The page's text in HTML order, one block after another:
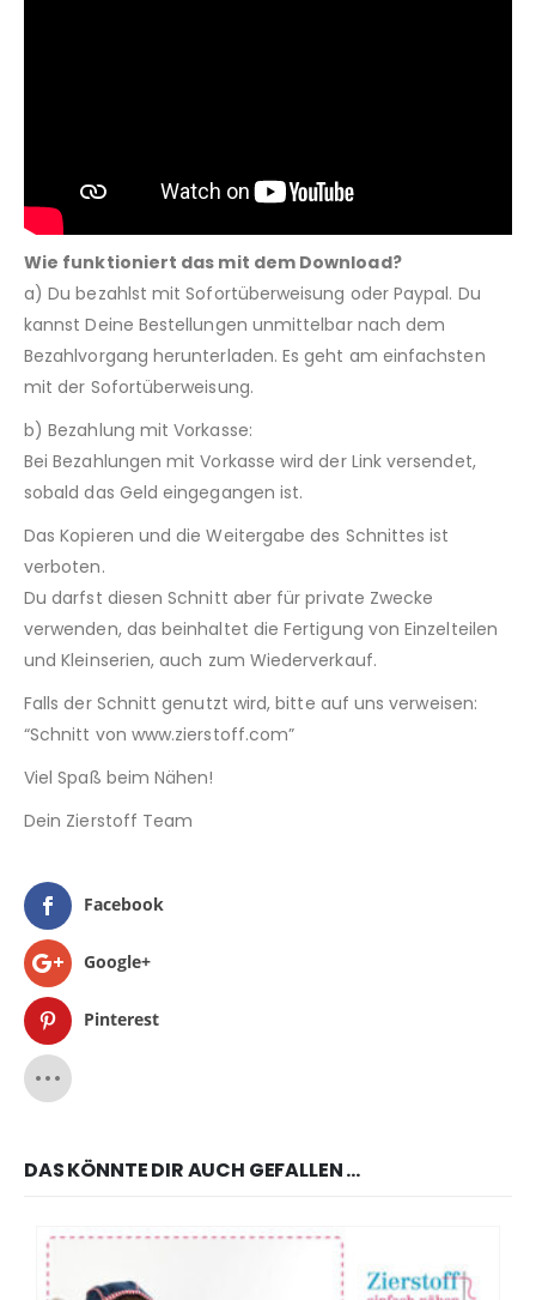
Wie funktioniert das mit dem Download?
a) Du bezahlst mit Sofortüberweisung oder Paypal. Du
kannst Deine Bestellungen unmittelbar nach dem
Bezahlvorgang herunterladen. Es geht am einfachsten
mit der Sofortüberweisung.
b) Bezahlung mit Vorkasse:
Bei Bezahlungen mit Vorkasse wird der Link versendet,
sobald das Geld eingegangen ist.
Das Kopieren und die Weitergabe des Schnittes ist
verboten.
Du darfst diesen Schnitt aber für private Zwecke
verwenden, das beinhaltet die Fertigung von Einzelteilen
und Kleinserien, auch zum Wiederverkauf.
Falls der Schnitt genutzt wird, bitte auf uns verweisen:
“Schnitt von www.zierstoff.com”
Viel Spaß beim Nähen!
Dein Zierstoff Team
Facebook
Google+
Pinterest
DAS KÖNNTE DIR AUCH GEFALLEN …